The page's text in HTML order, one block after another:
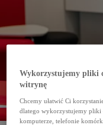
Wykorzystujemy pliki
witrynę
Chcemy ułatwić Ci
dlatego wykorzystujemy pliki
komputerze, telefonie